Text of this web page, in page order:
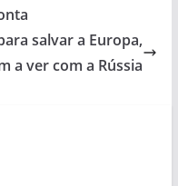
salvar a Europa,
a ver com a Rússia